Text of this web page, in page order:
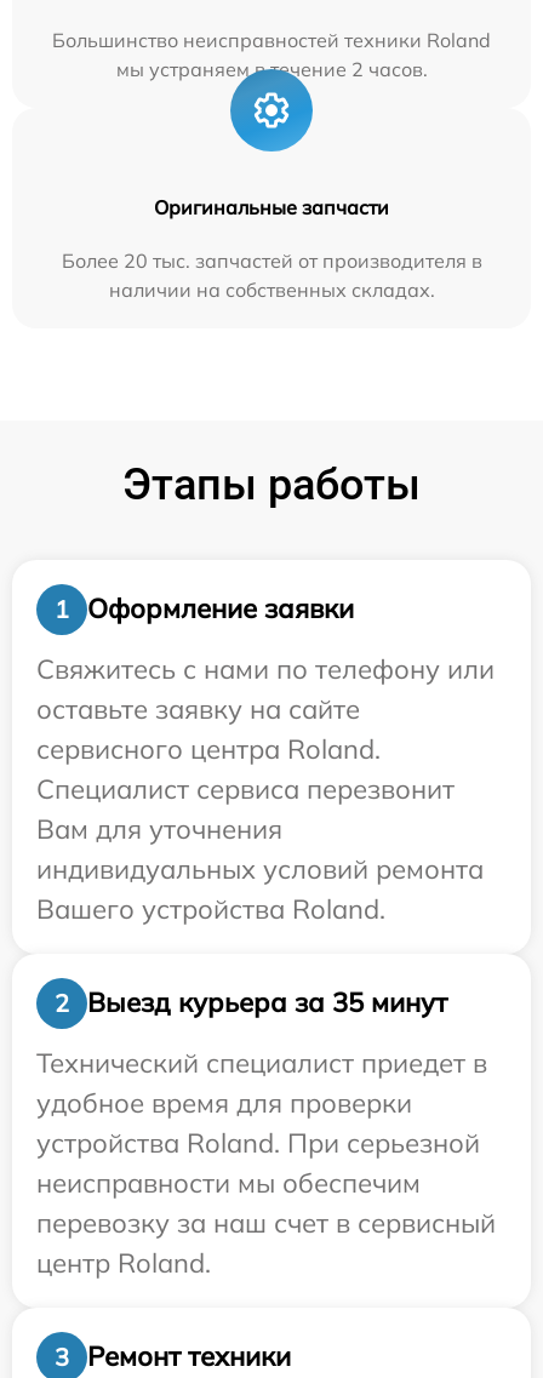
Большинство неисправностей техники Roland
мы устраняем в течение 2 часов.
Оригинальные запчасти
Более 20 тыс. запчастей от производителя в
наличии на собственных складах.
Этапы работы
1
Оформление заявки
Свяжитесь с нами по телефону или
оставьте заявку на сайте
сервисного центра Roland.
Специалист сервиса перезвонит
Вам для уточнения
индивидуальных условий ремонта
Вашего устройства Roland.
2
Выезд курьера за 35 минут
Технический специалист приедет в
удобное время для проверки
устройства Roland. При серьезной
неисправности мы обеспечим
перевозку за наш счет в сервисный
центр Roland.
3
Ремонт техники